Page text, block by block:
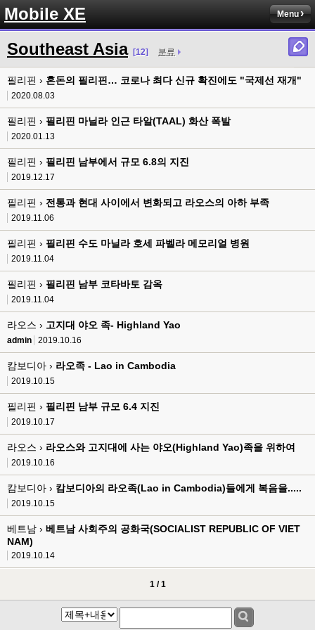
Mobile XE Menu
Southeast Asia [12] 분류
필리핀 › 혼돈의 필리핀… 코로나 최다 신규 확진에도 "국제선 재개"
2020.08.03
필리핀 › 필리핀 마닐라 인근 타알(TAAL) 화산 폭발
2020.01.13
필리핀 › 필리핀 남부에서 규모 6.8의 지진
2019.12.17
필리핀 › 전통과 현대 사이에서 변화되고 라오스의 아하 부족
2019.11.06
필리핀 › 필리핀 수도 마닐라 호세 파벨라 메모리얼 병원
2019.11.04
필리핀 › 필리핀 남부 코타바토 감옥
2019.11.04
라오스 › 고지대 야오 족- Highland Yao
admin 2019.10.16
캄보디아 › 라오족 - Lao in Cambodia
2019.10.15
필리핀 › 필리핀 남부 규모 6.4 지진
2019.10.17
라오스 › 라오스와 고지대에 사는 야오(Highland Yao)족을 위하여
2019.10.16
캄보디아 › 캄보디아의 라오족(Lao in Cambodia)들에게 복음을.....
2019.10.15
베트남 › 베트남 사회주의 공화국(SOCIALIST REPUBLIC OF VIET
NAM)
2019.10.14
1 / 1